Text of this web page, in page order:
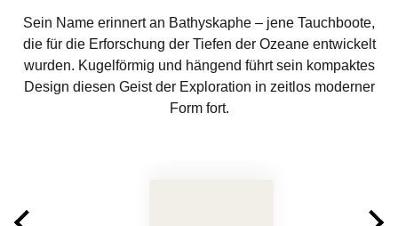
Sein Name erinnert an Bathyskaphe – jene Tauchboote,
die für die Erforschung der Tiefen der Ozeane entwickelt
wurden. Kugelförmig und hängend führt sein kompaktes
Design diesen Geist der Exploration in zeitlos moderner
Form fort.